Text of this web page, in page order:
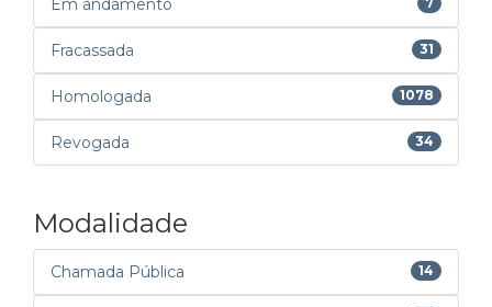
Em andamento
Fracassada 31
Homologada 1078
Revogada 34
Modalidade
Chamada Pública 14